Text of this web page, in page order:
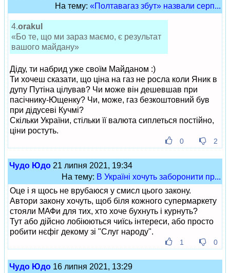
На тему: «Полтавагаз збут» назвали серп...
4.orakul
«Бо те, що ми зараз маємо, є результат
вашого майдану»
Діду, ти набрид уже своїм Майданом :)
Ти хочеш сказати, що ціна на газ не росла коли Яник в
дупу Путіна цілував? Чи може він дешевшав при
пасічнику-Ющенку? Чи, може, газ безкоштовний був
при дідусеві Кучмі?
Скільки України, стільки її валюта сиплеться постійно,
ціни ростуть.
0 2
Чудо Юдо 21 липня 2021, 19:34
На тему: В Україні хочуть заборонити пр...
Оце і я щось не врубаюся у смисл цього закону.
Автори закону хочуть, щоб біля кожного супермаркету
стояли МАФи для тих, хто хоче бухнуть і курнуть?
Тут або дійсно лобіюються чиїсь інтереси, або просто
робити нєфіг декому зі "Слуг народу".
1 0
Чудо Юдо 16 липня 2021, 13:29